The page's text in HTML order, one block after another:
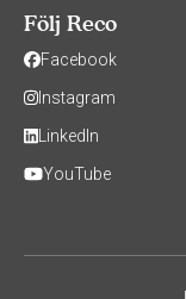
Följ Reco
Facebook
Instagram
LinkedIn
YouTube